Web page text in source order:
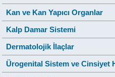
Kan ve Kan Yapıcı Organlar
Kalp Damar Sistemi
Dermatolojik İlaçlar
Ürogenital Sistem ve Cinsiyet